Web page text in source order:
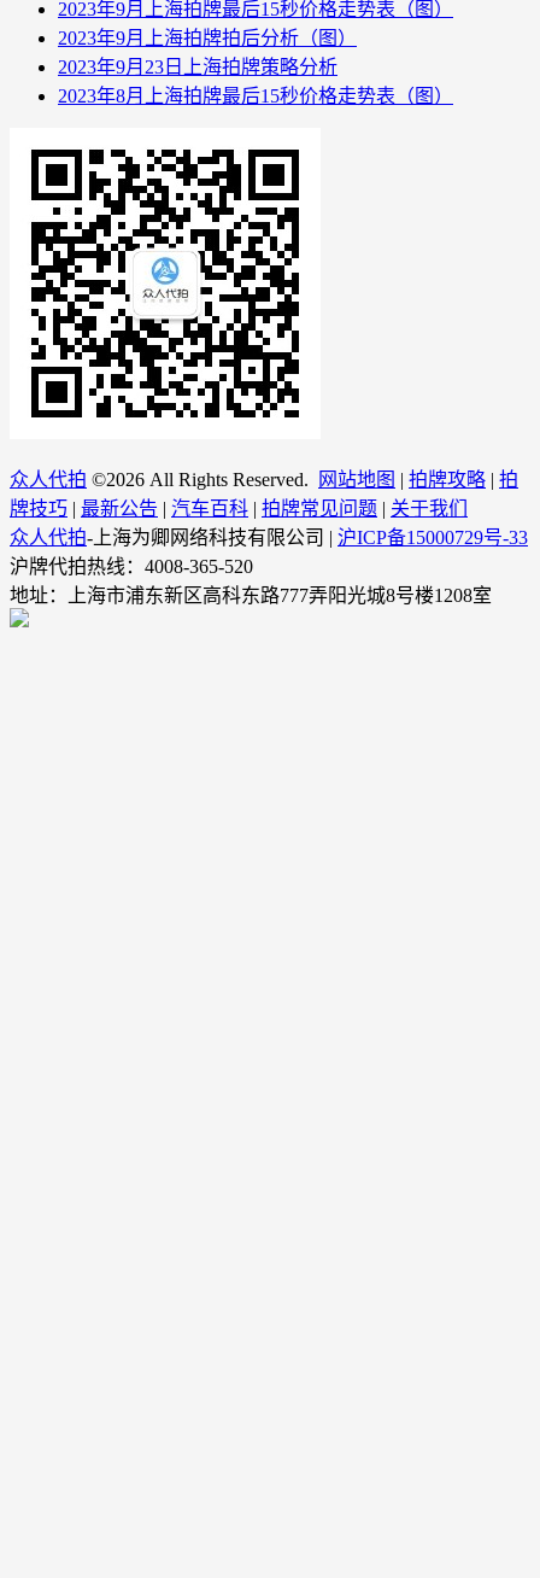
2023年9月上海拍牌最后15秒价格走势表（图）
2023年9月上海拍牌拍后分析（图）
2023年9月23日上海拍牌策略分析
2023年8月上海拍牌最后15秒价格走势表（图）
众人代拍 ©2026 All Rights Reserved. 网站地图 | 拍牌攻略 | 拍
牌技巧 | 最新公告 | 汽车百科 | 拍牌常见问题 | 关于我们
众人代拍-上海为卿网络科技有限公司 | 沪ICP备15000729号-33
沪牌代拍热线：4008-365-520
地址：上海市浦东新区高科东路777弄阳光城8号楼1208室